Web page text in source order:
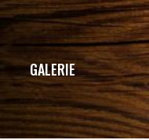
MENU
GALERIE